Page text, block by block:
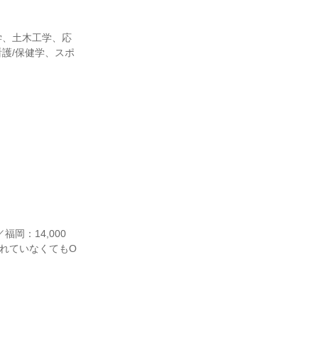
土木工学、応
/保健学、スポ
福岡：14,000
ていなくてもO